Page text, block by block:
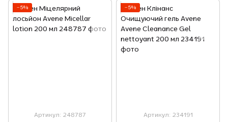
−5%
Артикул: 248787
−5%
Артикул: 234191